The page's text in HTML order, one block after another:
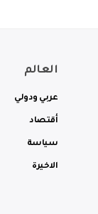
العالم
عربي ودولي
أقتصاد
سياسة
الاخيرة